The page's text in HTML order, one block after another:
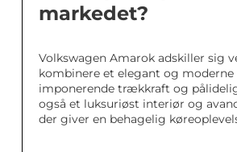
markedet?
Volkswagen Amarok adskiller sig
kombinere et elegant og moderne
imponerende trækkraft og
også et luksuriøst interiør og
der giver en behagelig